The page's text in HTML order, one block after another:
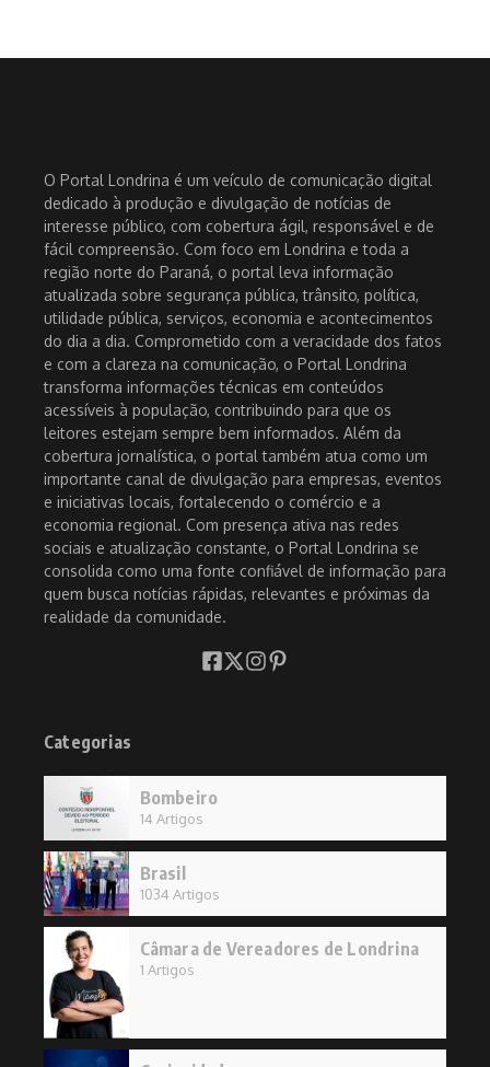
O Portal Londrina é um veículo de comunicação digital
dedicado à produção e divulgação de notícias de
interesse público, com cobertura ágil, responsável e de
fácil compreensão. Com foco em Londrina e toda a
região norte do Paraná, o portal leva informação
atualizada sobre segurança pública, trânsito, política,
utilidade pública, serviços, economia e acontecimentos
do dia a dia. Comprometido com a veracidade dos fatos
e com a clareza na comunicação, o Portal Londrina
transforma informações técnicas em conteúdos
acessíveis à população, contribuindo para que os
leitores estejam sempre bem informados. Além da
cobertura jornalística, o portal também atua como um
importante canal de divulgação para empresas, eventos
e iniciativas locais, fortalecendo o comércio e a
economia regional. Com presença ativa nas redes
sociais e atualização constante, o Portal Londrina se
consolida como uma fonte confiável de informação para
quem busca notícias rápidas, relevantes e próximas da
realidade da comunidade.
Categorias
Bombeiro
14 Artigos
Brasil
1034 Artigos
Câmara de Vereadores de Londrina
1 Artigos